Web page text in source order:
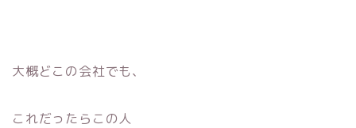
大概どこの会社でも、
これだったらこの人